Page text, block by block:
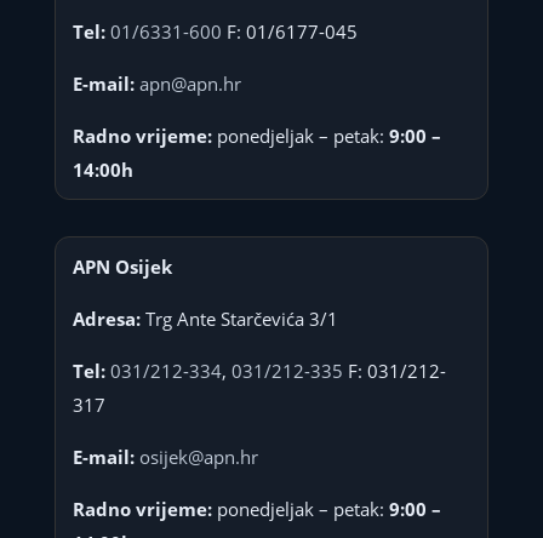
Tel: 01/6331-600 F: 01/6177-045
E-mail: apn@apn.hr
Radno vrijeme:ponedjeljak – petak: 9:00 –
14:00h
APN Osijek
Adresa:Trg Ante Starčevića 3/1
Tel: 031/212-334, 031/212-335 F: 031/212-
317
E-mail: osijek@apn.hr
Radno vrijeme:ponedjeljak – petak: 9:00 –